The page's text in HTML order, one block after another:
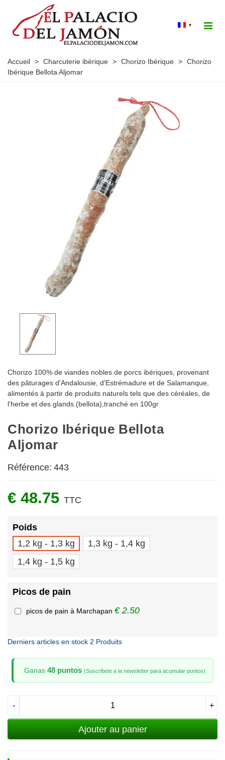
▾
Accueil > Charcuterie ibérique > Chorizo Ibérique > Chorizo
Ibérique Bellota Aljomar
Chorizo 100% de viandes nobles de porcs ibériques, provenant
des pâturages d'Andalousie, d'Estrémadure et de Salamanque,
alimentés à partir de produits naturels tels que des céréales, de
l'herbe et des glands.(bellota),tranché en 100gr
Chorizo Ibérique Bellota
Aljomar
Référence: 443
€ 48.75 TTC
Poids
1,2 kg - 1,3 kg
1,3 kg - 1,4 kg
1,4 kg - 1,5 kg
Picos de pain
picos de pain à Marchapan € 2.50
Derniers articles en stock 2 Produits
Ganas 48 puntos (Suscribete a la newsletter para acumular puntos)
- +
Ajouter au panier